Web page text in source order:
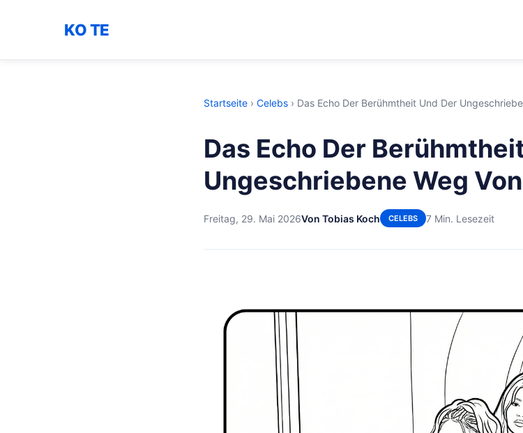
KO TE
Startseite › Celebs › Das Echo Der Berühmtheit Und Der
Das Echo Der
Ungeschriebene Weg
Freitag, 29. Mai 2026Von Tobias Koch CELEBS 7 Min. Lesezeit